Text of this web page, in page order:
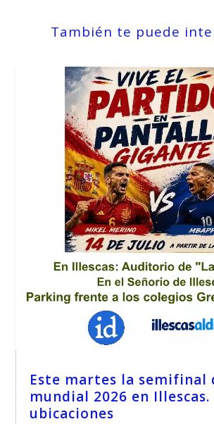
También te puede
Este martes la semifinal
mundial 2026 en Illescas.
ubicaciones